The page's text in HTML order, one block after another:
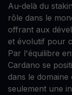
Au-delà du
rôle dans le
offrant aux
et évolutif pour
Par l'équilibre
Cardano se
dans le
seulement une